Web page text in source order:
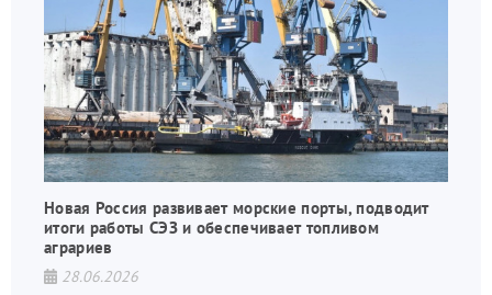
Новая Россия развивает морские порты, подводит
итоги работы СЭЗ и обеспечивает топливом
аграриев
28.06.2026